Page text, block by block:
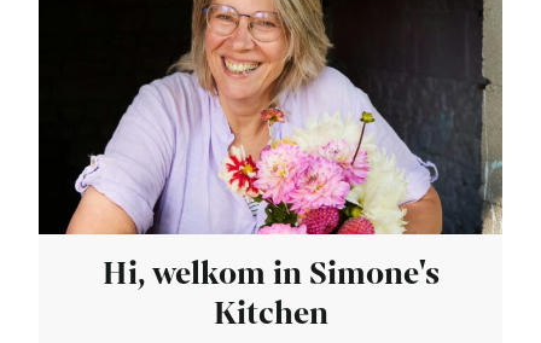
Hi, welkom in Simone's
Kitchen